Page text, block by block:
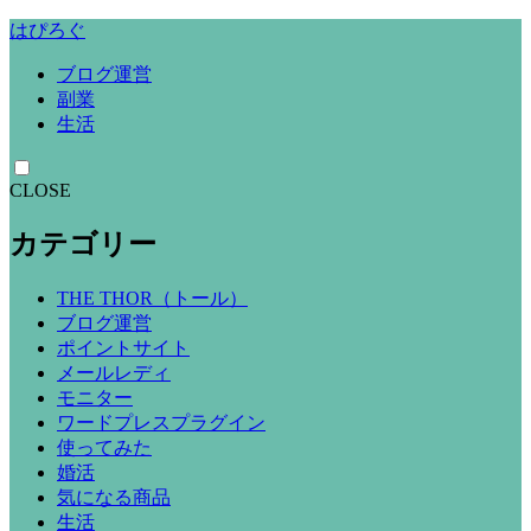
はぴろぐ
ブログ運営
副業
生活
CLOSE
カテゴリー
THE THOR（トール）
ブログ運営
ポイントサイト
メールレディ
モニター
ワードプレスプラグイン
使ってみた
婚活
気になる商品
生活